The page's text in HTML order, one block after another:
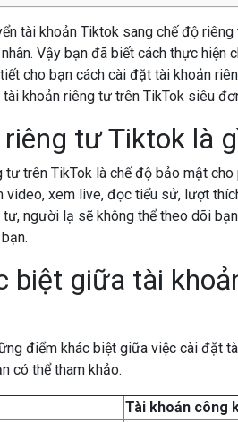
tài khoản Tiktok sang chế độ
Vậy bạn đã biết cách thực
cho bạn cách cài đặt tài khoản
tư Tiktok là
tư trên TikTok là chế độ bảo mật
video, xem live, đọc tiểu sử, lượt
người lạ sẽ không thể theo dõi
biệt giữa tài
điểm khác biệt giữa việc cài đặt
có thể tham khảo.
Tài khoản công